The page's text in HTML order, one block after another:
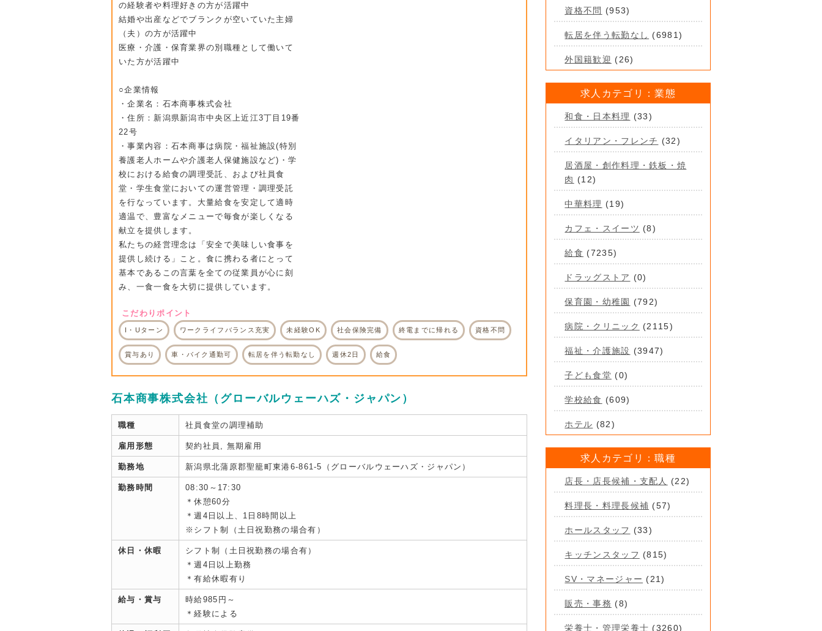
の経験者や料理好きの方が活躍中
結婚や出産などでブランクが空いていた主婦
（夫）の方が活躍中
医療・介護・保育業界の別職種として働いて
いた方が活躍中
○企業情報
・企業名：石本商事株式会社
・住所：新潟県新潟市中央区上近江3丁目19番
22号
・事業内容：石本商事は病院・福祉施設(特別
養護老人ホームや介護老人保健施設など)・学
校における給食の調理受託、および社員食
堂・学生食堂においての運営管理・調理受託
を行なっています。大量給食を安定して適時
適温で、豊富なメニューで毎食が楽しくなる
献立を提供します。
私たちの経営理念は「安全で美味しい食事を
提供し続ける」こと。食に携わる者にとって
基本であるこの言葉を全ての従業員が心に刻
み、一食一食を大切に提供しています。
こだわりポイント
I・Uターン ワークライフバランス充実 未経験OK 社会保険完備 終電までに帰れる 資格不問
賞与あり 車・バイク通勤可 転居を伴う転勤なし 週休2日 給食
石本商事株式会社（グローバルウェーハズ・ジャパン）
職種 社員食堂の調理補助
雇用形態 契約社員, 無期雇用
勤務地 新潟県北蒲原郡聖籠町東港6-861-5（グローバルウェーハズ・ジャパン）
勤務時間
08:30～17:30
＊休憩60分
＊週4日以上、1日8時間以上
※シフト制（土日祝勤務の場合有）
休日・休暇
シフト制（土日祝勤務の場合有）
＊週4日以上勤務
＊有給休暇有り
給与・賞与
時給985円～
＊経験による
資格不問 (953)
転居を伴う転勤なし (6981)
外国籍歓迎 (26)
求人カテゴリ：業態
和食・日本料理 (33)
イタリアン・フレンチ (32)
居酒屋・創作料理・鉄板・焼
肉 (12)
中華料理 (19)
カフェ・スイーツ (8)
給食 (7235)
ドラッグストア (0)
保育園・幼稚園 (792)
病院・クリニック (2115)
福祉・介護施設 (3947)
子ども食堂 (0)
学校給食 (609)
ホテル (82)
求人カテゴリ：職種
店長・店長候補・支配人 (22)
料理長・料理長候補 (57)
ホールスタッフ (33)
キッチンスタッフ (815)
SV・マネージャー (21)
販売・事務 (8)
栄養士・管理栄養士 (3260)